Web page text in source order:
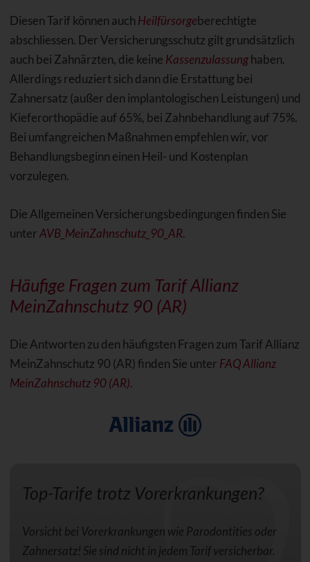
Diesen Tarif können auch Heilfürsorgeberechtigte
abschliessen. Der Versicherungsschutz gilt grundsätzlich
auch bei Zahnärzten, die keine Kassenzulassunghaben.
Allerdings reduziert sich dann die Erstattung bei
Zahnersatz (außer den implantologischen Leistungen) und
Kieferorthopädie auf 65%, bei Zahnbehandlung auf 75%.
Bei umfangreichen Maßnahmen empfehlen wir, vor
Behandlungsbeginn einen Heil- und Kostenplan
vorzulegen.
Die Allgemeinen Versicherungsbedingungen finden Sie
unterAVB_MeinZahnschutz_90_AR.
Häufige Fragen zum Tarif Allianz
MeinZahnschutz 90 (AR)
Die Antworten zu den häufigsten Fragen zum Tarif Allianz
MeinZahnschutz 90 (AR) finden Sie unter FAQ Allianz
MeinZahnschutz 90 (AR).
Top-Tarife trotz Vorerkrankungen?
Vorsicht bei Vorerkrankungen wie Parodontities oder
Zahnersatz! Sie sind nicht in jedem Tarif versicherbar.